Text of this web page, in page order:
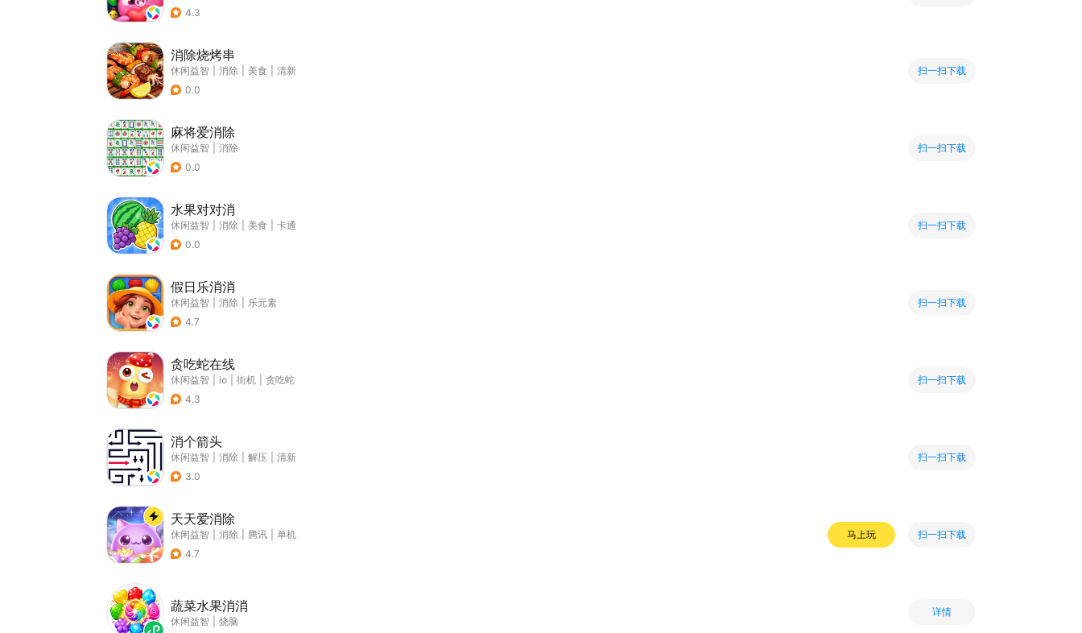
4.3
消除烧烤串
休闲益智 消除 美食
清新
0.0
扫一扫下载
麻将爱消除
休闲益智
消除
0.0
扫一扫下载
水果对对消
休闲益智 消除 美食
卡通
0.0
扫一扫下载
假日乐消消
休闲益智 消除
乐元素
4.7
扫一扫下载
贪吃蛇在线
休闲益智 io 街机
贪吃蛇
4.3
扫一扫下载
消个箭头
休闲益智 消除 解压
清新
3.0
扫一扫下载
天天爱消除
休闲益智 消除 腾讯
单机
4.7
马上玩 扫一扫下载
蔬菜水果消消
休闲益智 烧脑
详情